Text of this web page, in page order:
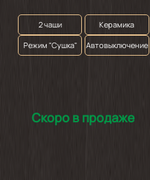
2 чаши
Керамика
Режим "Сушка"
Автовыключение
Скоро в продаже